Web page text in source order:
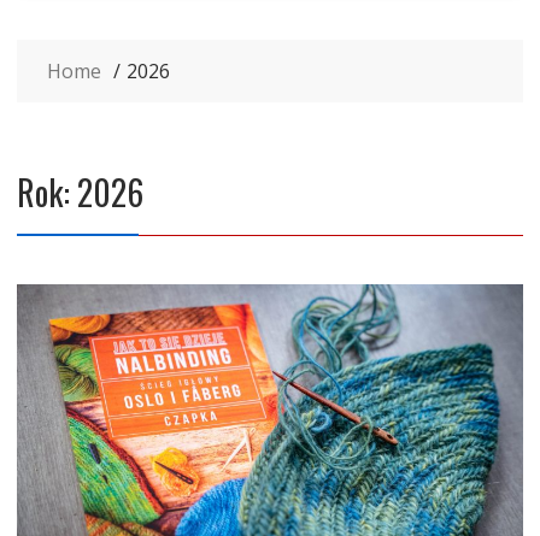
Home 2026
Rok:2026